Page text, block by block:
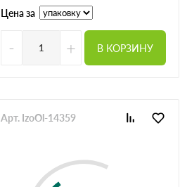
Цена за
- + В КОРЗИНУ
Арт. IzoOl-14359